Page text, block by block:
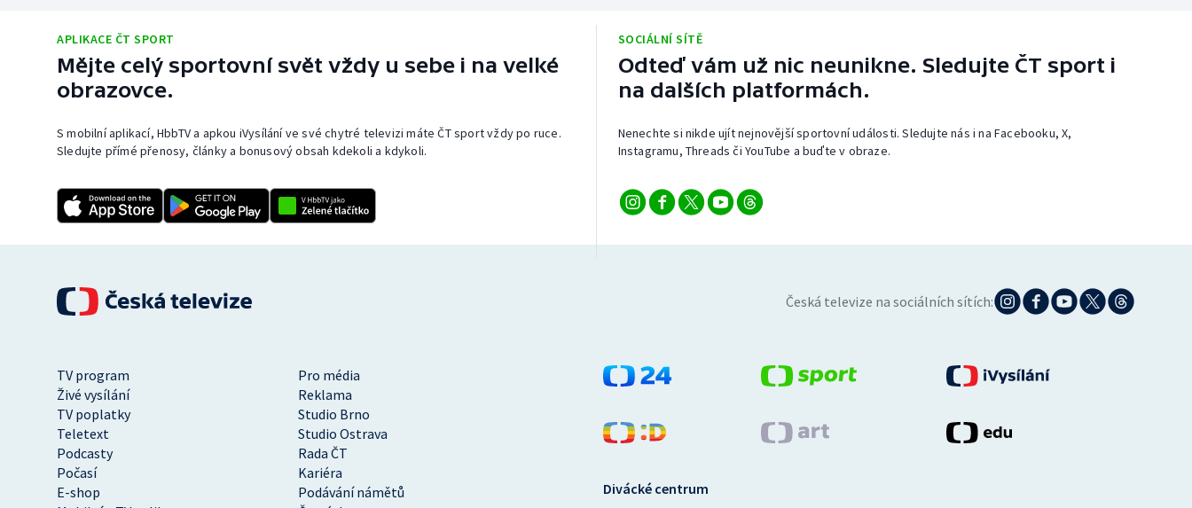
APLIKACE ČT SPORT
Mějte celý sportovní svět vždy u sebe i na velké
obrazovce.
S mobilní aplikací, HbbTV a apkou iVysílání ve své chytré televizi máte ČT sport vždy po ruce.
Sledujte přímé přenosy, články a bonusový obsah kdekoli a kdykoli.
SOCIÁLNÍ SÍTĚ
Odteď vám už nic neunikne. Sledujte ČT sport i
na dalších platformách.
Nenechte si nikde ujít nejnovější sportovní události. Sledujte nás i na Facebooku, X,
Instagramu, Threads či YouTube a buďte v obraze.
Česká televize na sociálních sítích:
TV program
Pro média
Živé vysílání
Reklama
TV poplatky
Studio Brno
Teletext
Studio Ostrava
Podcasty
Rada ČT
Počasí
Kariéra
E-shop
Podávání námětů
Divácké centrum